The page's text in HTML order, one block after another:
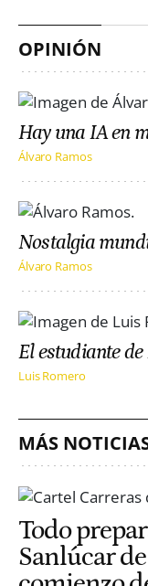
OPINIÓN
Hay una IA en
Álvaro Ramos
Nostalgia
Álvaro Ramos
El estudiante
Luis Romero
MÁS
Todo
Sanlúcar